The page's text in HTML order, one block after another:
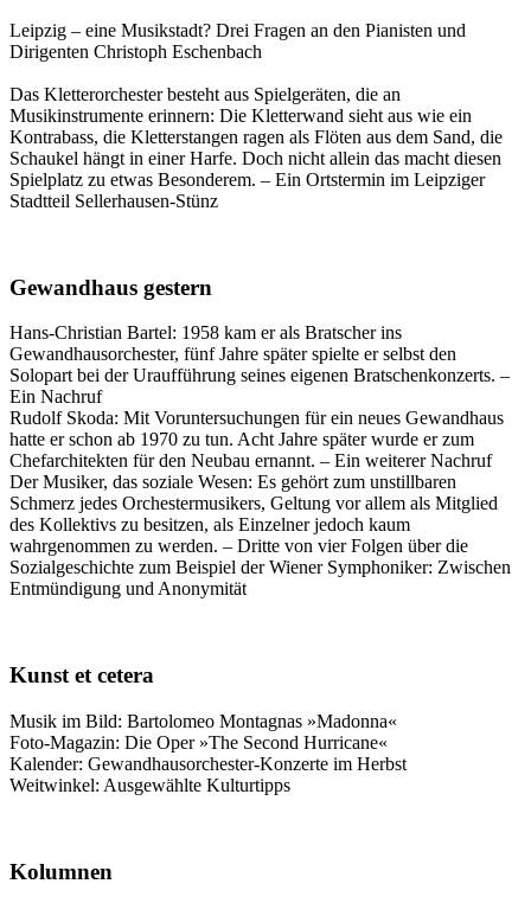
Leipzig – eine Musikstadt? Drei Fragen an den Pianisten und
Dirigenten Christoph Eschenbach
Das Kletterorchester besteht aus Spielgeräten, die an
Musikinstrumente erinnern: Die Kletterwand sieht aus wie ein
Kontrabass, die Kletterstangen ragen als Flöten aus dem Sand, die
Schaukel hängt in einer Harfe. Doch nicht allein das macht diesen
Spielplatz zu etwas Besonderem. – Ein Ortstermin im Leipziger
Stadtteil Sellerhausen-Stünz
Gewandhaus gestern
Hans-Christian Bartel: 1958 kam er als Bratscher ins
Gewandhausorchester, fünf Jahre später spielte er selbst den
Solopart bei der Uraufführung seines eigenen Bratschenkonzerts. –
Ein Nachruf
Rudolf Skoda: Mit Voruntersuchungen für ein neues Gewandhaus
hatte er schon ab 1970 zu tun. Acht Jahre später wurde er zum
Chefarchitekten für den Neubau ernannt. – Ein weiterer Nachruf
Der Musiker, das soziale Wesen: Es gehört zum unstillbaren
Schmerz jedes Orchestermusikers, Geltung vor allem als Mitglied
des Kollektivs zu besitzen, als Einzelner jedoch kaum
wahrgenommen zu werden. – Dritte von vier Folgen über die
Sozialgeschichte zum Beispiel der Wiener Symphoniker: Zwischen
Entmündigung und Anonymität
Kunst et cetera
Musik im Bild: Bartolomeo Montagnas »Madonna«
Foto-Magazin: Die Oper »The Second Hurricane«
Kalender: Gewandhausorchester-Konzerte im Herbst
Weitwinkel: Ausgewählte Kulturtipps
Kolumnen